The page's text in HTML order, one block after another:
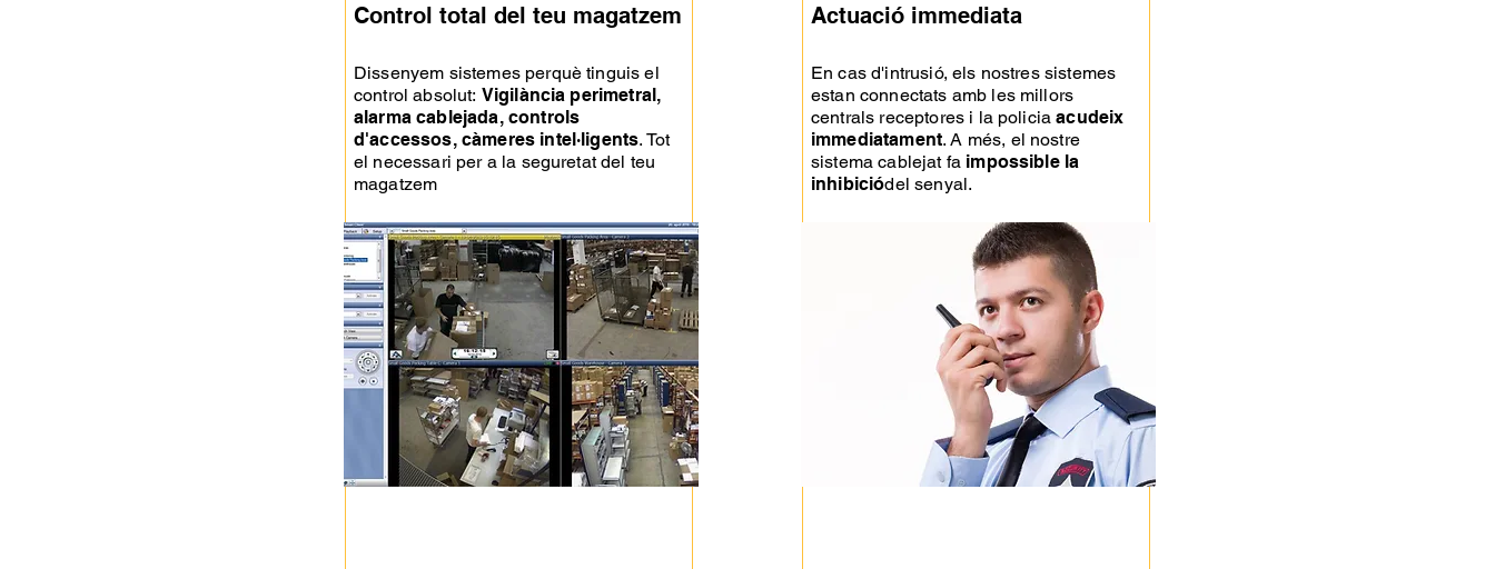
Control total del teu magatzem
Dissenyem sistemes perquè tinguis el
control absolut: Vigilància perimetral,
alarma cablejada, controls
d'accessos, càmeres intel·ligents. Tot
el necessari per a la seguretat del teu
magatzem
Actuació immediata
En cas d'intrusió, els nostres sistemes
estan connectats amb les millors
centrals receptores i la policia acudeix
immediatament. A més, el nostre
sistema cablejat fa impossible la
inhibiciódel senyal.